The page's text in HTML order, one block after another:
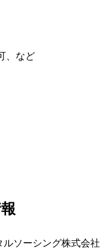
、など
ルソーシング株式会社